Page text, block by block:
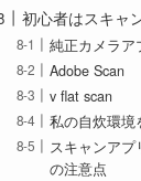
初心者はスキャ
純正カメラア
Adobe Scan
v flat scan
私の自炊環境
スキャンアプ
の注意点